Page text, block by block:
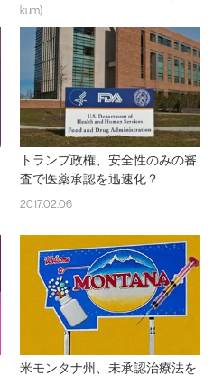
kum)
トランプ政権、安全性のみの審
査で医薬承認を迅速化？
2017.02.06
米モンタナ州、未承認治療法を